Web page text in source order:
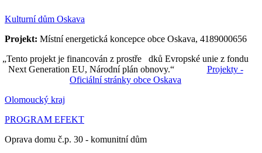
Kulturní dům Oskava
Projekt: Místní energetická koncepce obce Oskava, 4189000656
„Tento projekt je financován z prostře dků Evropské unie z fondu
Next Generation EU, Národní plán obnovy.“ Projekty -
Oficiální stránky obce Oskava
Olomoucký kraj
PROGRAM EFEKT
Oprava domu č.p. 30 - komunitní dům